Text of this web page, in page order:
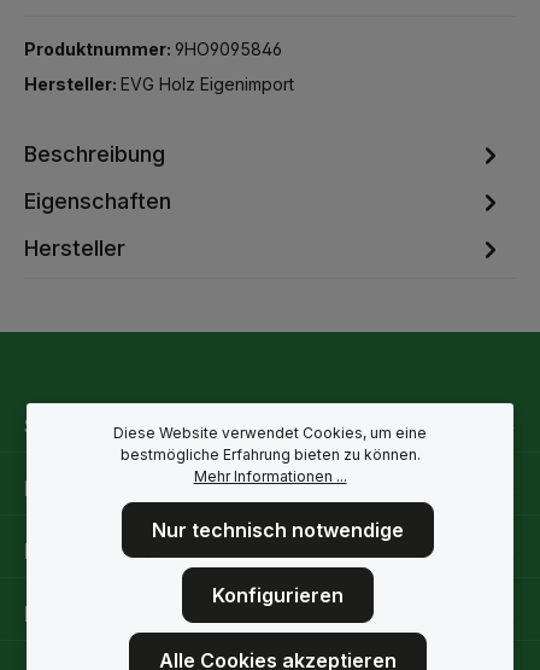
Produktnummer: 9HO9095846
Hersteller: EVG Holz Eigenimport
Beschreibung
Eigenschaften
Hersteller
Service-Hotline
Rechtliche Hinweise
Informationen
Folge uns
Diese Website verwendet Cookies, um eine
bestmögliche Erfahrung bieten zu können.
Mehr Informationen ...
Nur technisch notwendige
Konfigurieren
Alle Cookies akzeptieren